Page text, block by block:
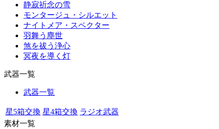
静寂祈念の雪
モンタージュ・シルエット
ナイトメア・スペクター
羽舞う塵世
煞を祓う浄心
冥夜を導く灯
武器一覧
武器一覧
星5箱交換 星4箱交換 ラジオ武器
素材一覧